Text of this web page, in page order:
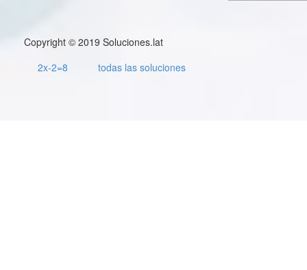
Copyright © 2019 Soluciones.lat
2x-2=8
todas las soluciones